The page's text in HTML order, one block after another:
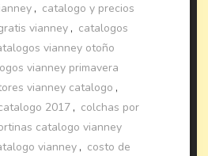
, catalogo y precios
vianney , catalogos
vianney otoño
vianney primavera
vianney catalogo ,
2017 , colchas por
catalogo vianney
vianney , costo de